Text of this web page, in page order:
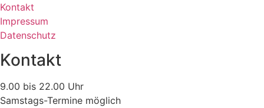
Kontakt
Impressum
Datenschutz
Kontakt
9.00 bis 22.00 Uhr
Samstags-Termine möglich